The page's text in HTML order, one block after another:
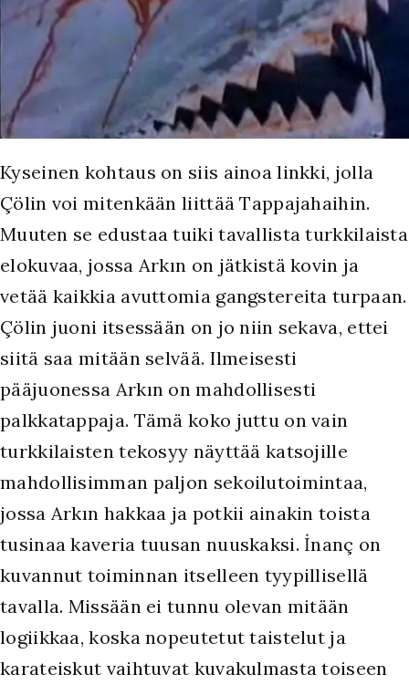
Kyseinen kohtaus on siis ainoa linkki, jolla
Çölin voi mitenkään liittää Tappajahaihin.
Muuten se edustaa tuiki tavallista turkkilaista
elokuvaa, jossa Arkın on jätkistä kovin ja
vetää kaikkia avuttomia gangstereita turpaan.
Çölin juoni itsessään on jo niin sekava, ettei
siitä saa mitään selvää. Ilmeisesti
pääjuonessa Arkın on mahdollisesti
palkkatappaja. Tämä koko juttu on vain
turkkilaisten tekosyy näyttää katsojille
mahdollisimman paljon sekoilutoimintaa,
jossa Arkın hakkaa ja potkii ainakin toista
tusinaa kaveria tuusan nuuskaksi. İnanç on
kuvannut toiminnan itselleen tyypillisellä
tavalla. Missään ei tunnu olevan mitään
logiikkaa, koska nopeutetut taistelut ja
karateiskut vaihtuvat kuvakulmasta toiseen